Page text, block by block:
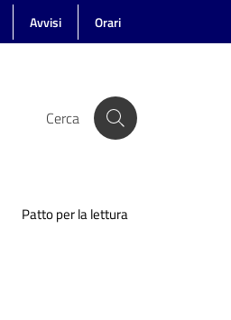
Avvisi Orari
Cerca
Patto per la lettura